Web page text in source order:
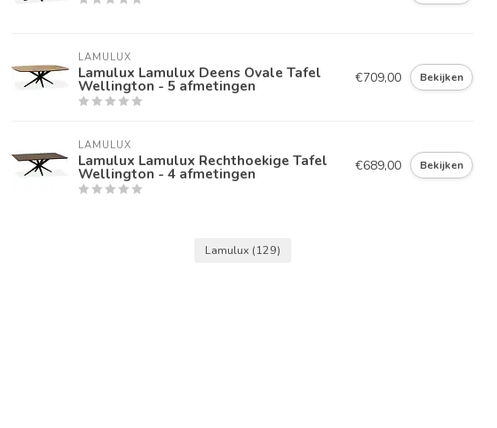
LAMULUX
Lamulux Lamulux Deens Ovale Tafel
Wellington - 5 afmetingen €709,00 Bekijken
LAMULUX
Lamulux Lamulux Rechthoekige Tafel
Wellington - 4 afmetingen €689,00 Bekijken
Lamulux (129)